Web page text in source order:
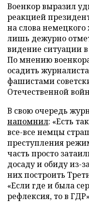
Военкор выразил
реакцией
на слова
лишь дежурно
видение ситуации
По мнению
осадить
фашистами
Отечественной
В свою очередь
напомнил: «Есть
все-все немцы
преступления
часть просто
досаду и обиду из-
них построить
«Если где и была
рефлексия, то в